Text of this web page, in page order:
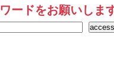
ードをお願いしま